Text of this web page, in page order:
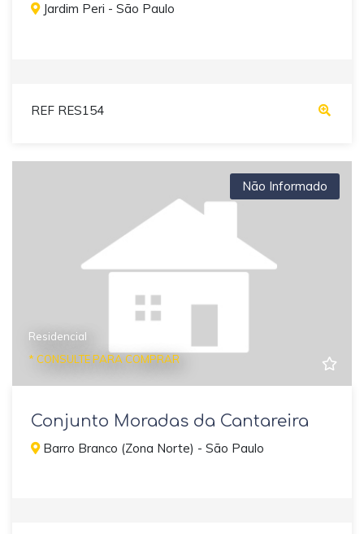
Jardim Peri - São Paulo
REF RES154
Não Informado
Residencial
* CONSULTE PARA COMPRAR
Conjunto Moradas da Cantareira
Barro Branco (Zona Norte) - São Paulo